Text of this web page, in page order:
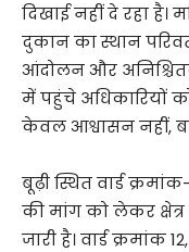
दिखाई नहीं दे रहा
दुकान का स्थान
आंदोलन और
में पहुंचे अधिकारियों
केवल आश्वासन नहीं,
बूढ़ी स्थित वार्ड
की मांग को लेकर
जारी है। वार्ड क्रमांक